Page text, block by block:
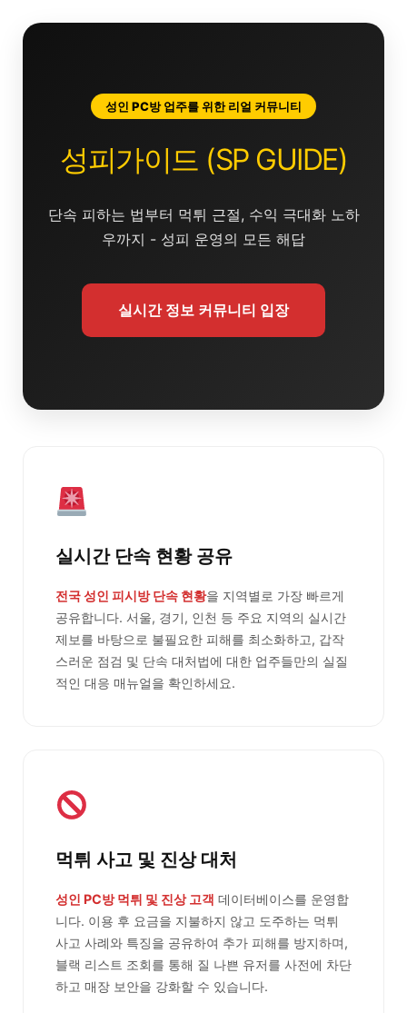
성인 PC방 업주를 위한 리얼 커뮤니티
성피가이드 (SP GUIDE)
단속 피하는 법부터 먹튀 근절, 수익 극대화 노하
우까지 - 성피 운영의 모든 해답
실시간 정보 커뮤니티 입장
실시간 단속 현황 공유
전국 성인 피시방 단속 현황을 지역별로 가장 빠르게
공유합니다. 서울, 경기, 인천 등 주요 지역의 실시간
제보를 바탕으로 불필요한 피해를 최소화하고, 갑작
스러운 점검 및 단속 대처법에 대한 업주들만의 실질
적인 대응 매뉴얼을 확인하세요.
먹튀 사고 및 진상 대처
성인 PC방 먹튀 및 진상 고객 데이터베이스를 운영합
니다. 이용 후 요금을 지불하지 않고 도주하는 먹튀
사고 사례와 특징을 공유하여 추가 피해를 방지하며,
블랙 리스트 조회를 통해 질 나쁜 유저를 사전에 차단
하고 매장 보안을 강화할 수 있습니다.